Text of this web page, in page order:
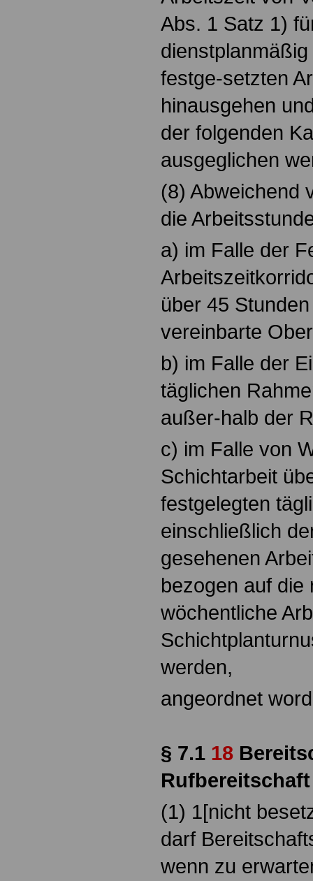
Abs. 1 Satz 1)
festge-setzten
hinausgehen
der folgenden
ausgeglichen
(8) Abweichend
die
a) im Falle der
über 45
vereinbarte
b) im Falle der
täglichen
außer-halb der
c) im Falle von
Schichtarbeit
festgelegten
einschließlich
gesehenen
bezogen auf die
wöchentliche
werden,
angeordnet
§ 7.1 18
Rufbereitschaft
(1) 1[nicht
darf
wenn zu